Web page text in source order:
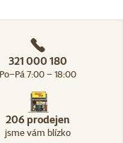
321 000 180
Po–Pá 7:00 – 18:00
206 prodejen
jsme vám blízko